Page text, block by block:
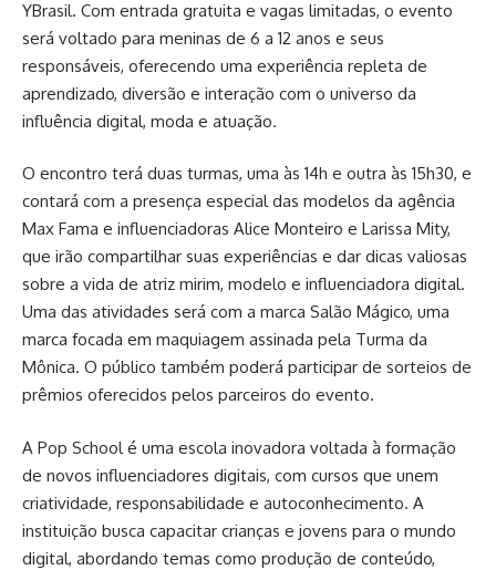
YBrasil. Com entrada gratuita e vagas limitadas, o evento
será voltado para meninas de 6 a 12 anos e seus
responsáveis, oferecendo uma experiência repleta de
aprendizado, diversão e interação com o universo da
influência digital, moda e atuação.
O encontro terá duas turmas, uma às 14h e outra às 15h30, e
contará com a presença especial das modelos da agência
Max Fama e influenciadoras Alice Monteiro e Larissa Mity,
que irão compartilhar suas experiências e dar dicas valiosas
sobre a vida de atriz mirim, modelo e influenciadora digital.
Uma das atividades será com a marca Salão Mágico, uma
marca focada em maquiagem assinada pela Turma da
Mônica. O público também poderá participar de sorteios de
prêmios oferecidos pelos parceiros do evento.
A Pop School é uma escola inovadora voltada à formação
de novos influenciadores digitais, com cursos que unem
criatividade, responsabilidade e autoconhecimento. A
instituição busca capacitar crianças e jovens para o mundo
digital, abordando temas como produção de conteúdo,